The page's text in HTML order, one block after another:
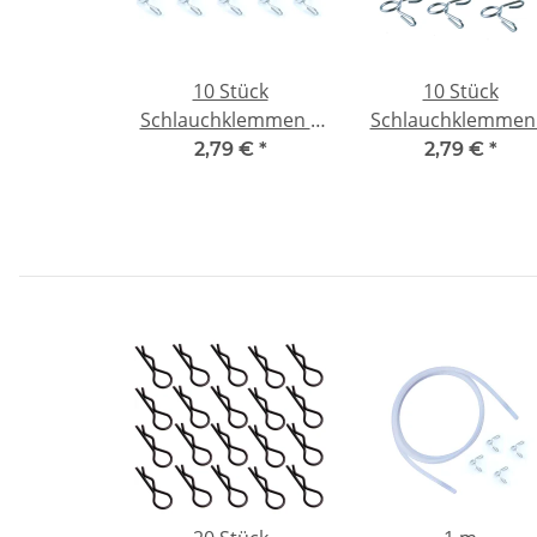
10 Stück
Schlauchklemmen 5
mm für
2,79 € *
10 Stück
mm für
2,79 € *